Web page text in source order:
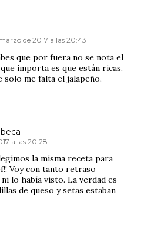
de 2017 a las 20:43
que por fuera no se nota el
importa es que están ricas.
solo me falta el jalapeño.
a las 20:28
la misma receta para
Voy con tanto retraso
lo había visto. La verdad es
de queso y setas estaban